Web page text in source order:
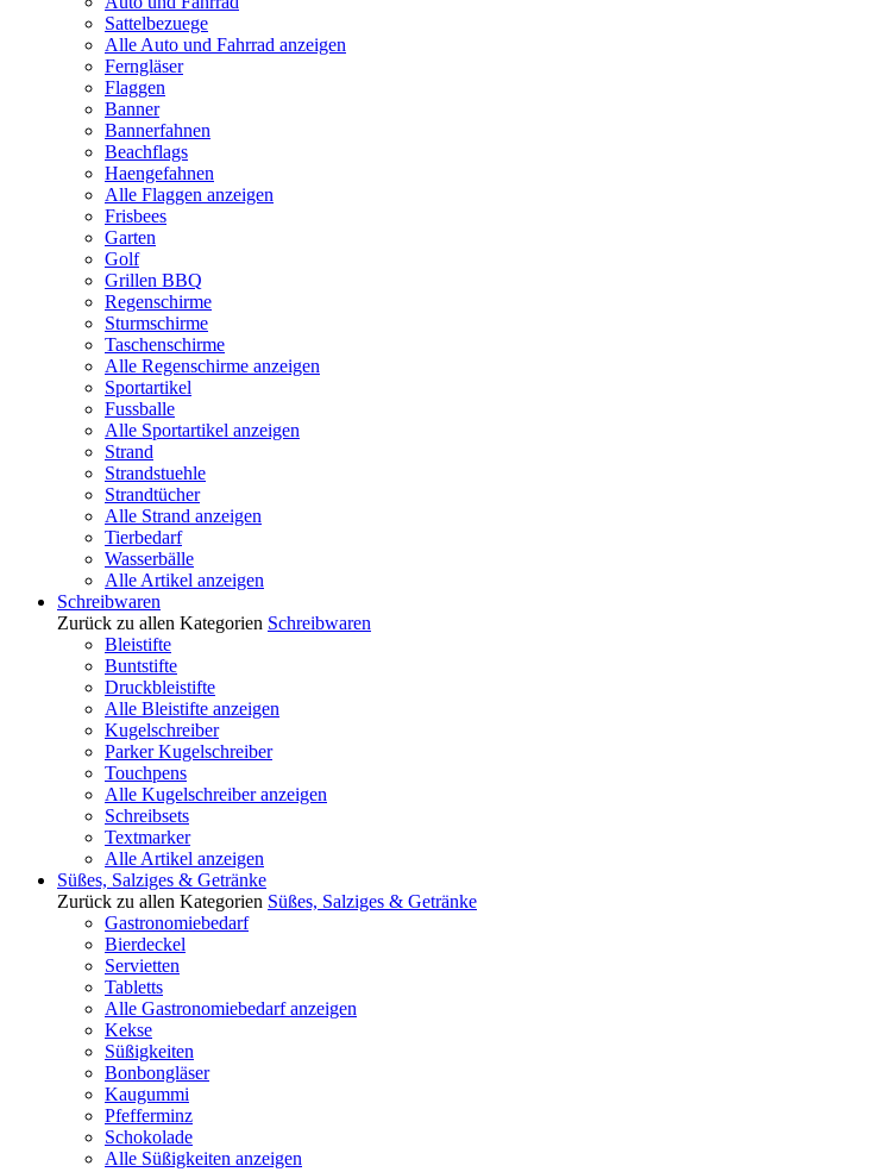
Sattelbezuege
Alle Auto und Fahrrad anzeigen
Ferngläser
Flaggen
Banner
Bannerfahnen
Beachflags
Haengefahnen
Alle Flaggen anzeigen
Frisbees
Garten
Golf
Grillen BBQ
Regenschirme
Sturmschirme
Taschenschirme
Alle Regenschirme anzeigen
Sportartikel
Fussballe
Alle Sportartikel anzeigen
Strand
Strandstuehle
Strandtücher
Alle Strand anzeigen
Tierbedarf
Wasserbälle
Alle Artikel anzeigen
Schreibwaren
Zurück zu allen Kategorien Schreibwaren
Bleistifte
Buntstifte
Druckbleistifte
Alle Bleistifte anzeigen
Kugelschreiber
Parker Kugelschreiber
Touchpens
Alle Kugelschreiber anzeigen
Schreibsets
Textmarker
Alle Artikel anzeigen
Süßes, Salziges & Getränke
Zurück zu allen Kategorien Süßes, Salziges & Getränke
Gastronomiebedarf
Bierdeckel
Servietten
Tabletts
Alle Gastronomiebedarf anzeigen
Kekse
Süßigkeiten
Bonbongläser
Kaugummi
Pfefferminz
Schokolade
Alle Süßigkeiten anzeigen